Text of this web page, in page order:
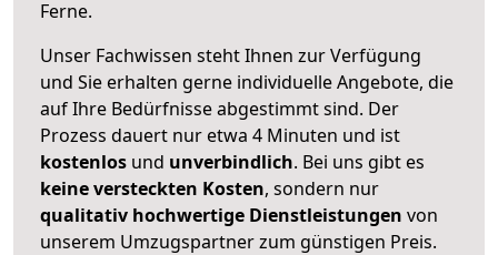
Ferne.
Unser Fachwissen steht Ihnen zur Verfügung
und Sie erhalten gerne individuelle Angebote, die
auf Ihre Bedürfnisse abgestimmt sind. Der
Prozess dauert nur etwa 4 Minuten und ist
kostenlos und unverbindlich. Bei uns gibt es
keine versteckten Kosten, sondern nur
qualitativ hochwertige Dienstleistungen von
unserem Umzugspartner zum günstigen Preis.